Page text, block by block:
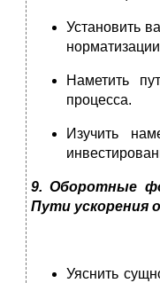
Установить
Наметить
процесса.
Изучить
9. Оборотные
Пути ускорения
Уяснить